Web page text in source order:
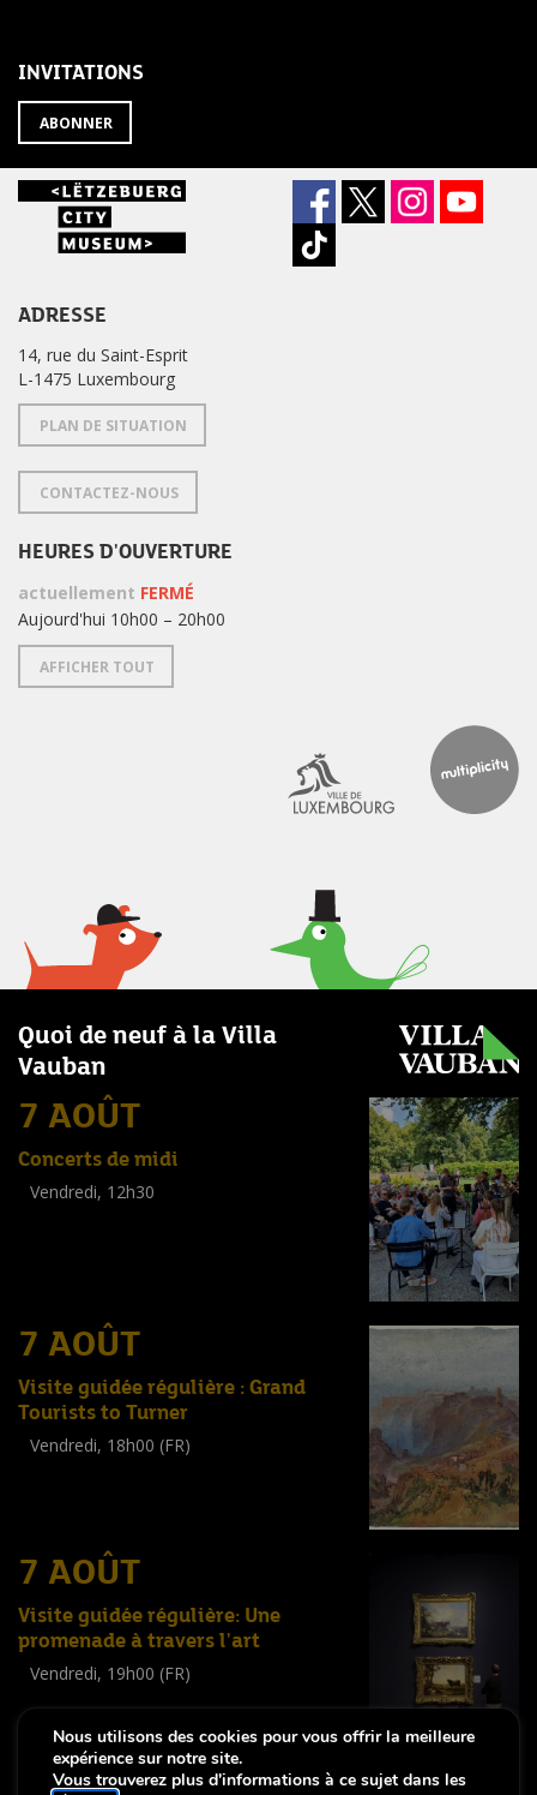
INVITATIONS
ABONNER
ADRESSE
14, rue du Saint-Esprit
L-1475 Luxembourg
PLAN DE SITUATION
CONTACTEZ-NOUS
HEURES D'OUVERTURE
actuellement FERMÉ
Aujourd'hui 10h00 – 20h00
AFFICHER TOUT
Quoi de neuf à la Villa
Vauban
7 AOÛT
Concerts de midi
Vendredi, 12h30
7 AOÛT
Visite guidée régulière : Grand
Tourists to Turner
Vendredi, 18h00 (FR)
7 AOÛT
Visite guidée régulière: Une
promenade à travers l'art
Vendredi, 19h00 (FR)
Tout public )
Nous utilisons des cookies pour vous offrir la meilleure
expérience sur notre site.
Vous trouverez plus d'informations à ce sujet dans les